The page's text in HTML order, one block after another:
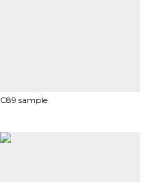
C89 sample